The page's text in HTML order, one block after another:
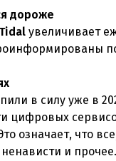
дороже
Tidal увеличивает
в силу уже в
цифровых
Это означает,
и